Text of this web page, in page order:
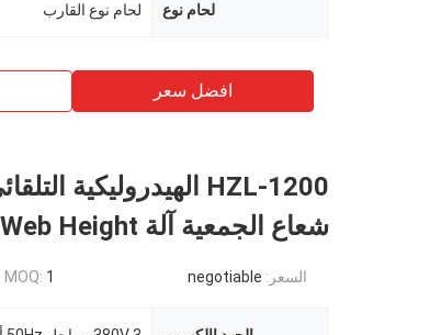
لحام نوع لحام نوع القارب
افضل سعر
شعاع الجمعية آلة 1200MM Web Height
السعر: negotiable
MOQ: 1 مجموعة